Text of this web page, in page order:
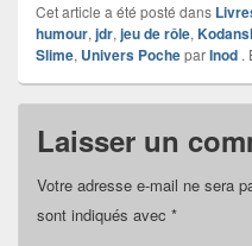
Cet article a été posté dans
humour, jdr, jeu de rôle,
Slime, Univers PocheparInod .
Laisser un
Votre adresse e-mail ne sera
sont indiqués avec *